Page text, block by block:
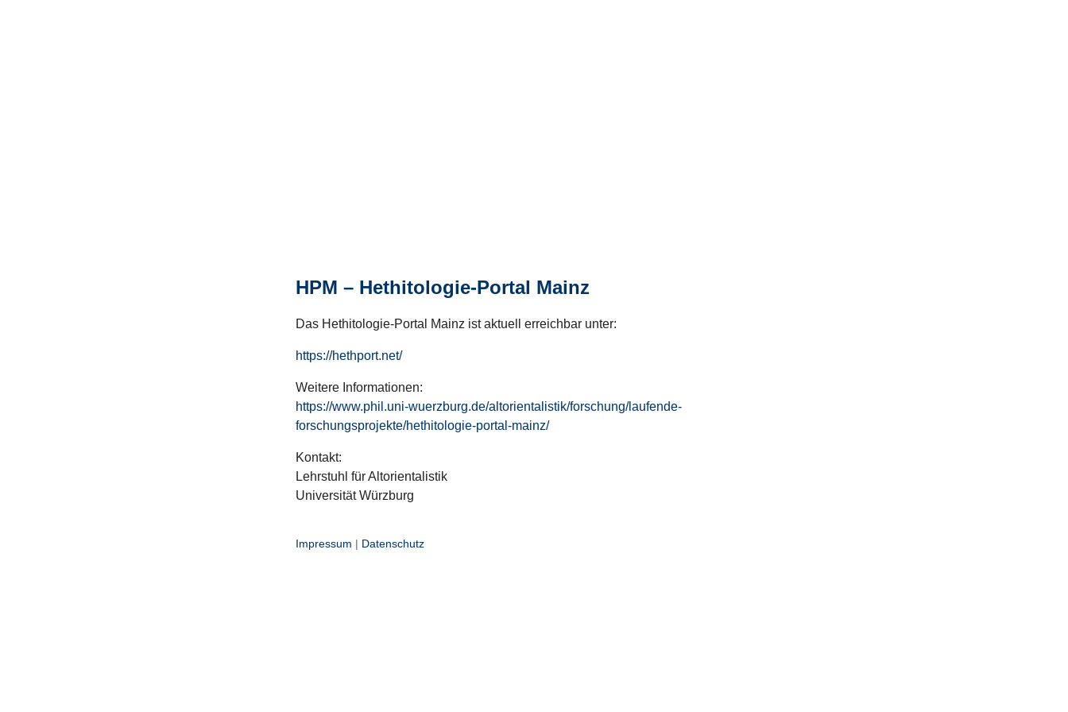
HPM – Hethitologie-Portal Mainz
Das Hethitologie-Portal Mainz ist aktuell erreichbar unter:
https://hethport.net/
Weitere Informationen:
https://www.phil.uni-wuerzburg.de/altorientalistik/forschung/laufende-
forschungsprojekte/hethitologie-portal-mainz/
Kontakt:
Lehrstuhl für Altorientalistik
Universität Würzburg
Impressum | Datenschutz